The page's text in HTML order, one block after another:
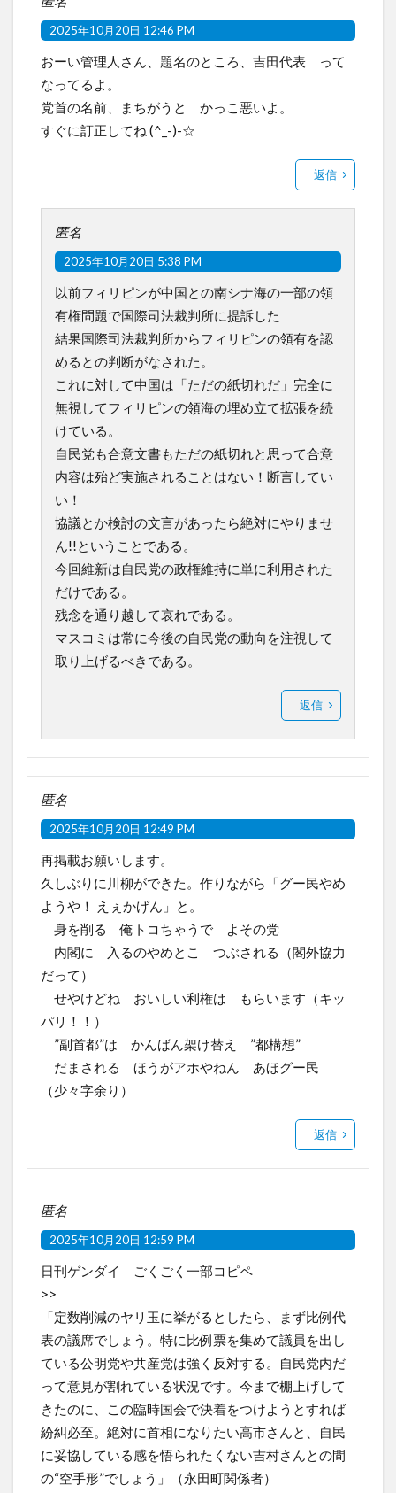
2025年10月20日 12:46 PM
おーい管理人さん、題名のところ、吉田代表 って
なってるよ。
党首の名前、まちがうと かっこ悪いよ。
すぐに訂正してね (^_-)-☆
返信
匿名
2025年10月20日 5:38 PM
以前フィリピンが中国との南シナ海の一部の領
有権問題で国際司法裁判所に提訴した
結果国際司法裁判所からフィリピンの領有を認
めるとの判断がなされた。
これに対して中国は「ただの紙切れだ」完全に
無視してフィリピンの領海の埋め立て拡張を続
けている。
自民党も合意文書もただの紙切れと思って合意
内容は殆ど実施されることはない！断言してい
い！
協議とか検討の文言があったら絶対にやりませ
ん!!ということである。
今回維新は自民党の政権維持に単に利用された
だけである。
残念を通り越して哀れである。
マスコミは常に今後の自民党の動向を注視して
取り上げるべきである。
返信
匿名
2025年10月20日 12:49 PM
再掲載お願いします。
久しぶりに川柳ができた。作りながら「グー民やめ
ようや！ えぇかげん」と。
身を削る 俺トコちゃうで よその党
内閣に 入るのやめとこ つぶされる（閣外協力
だって）
せやけどね おいしい利権は もらいます（キッ
パリ！！）
”副首都”は かんばん架け替え ”都構想”
だまされる ほうがアホやねん あほグー民
（少々字余り）
返信
匿名
2025年10月20日 12:59 PM
日刊ゲンダイ ごくごく一部コピペ
>>
「定数削減のヤリ玉に挙がるとしたら、まず比例代
表の議席でしょう。特に比例票を集めて議員を出し
ている公明党や共産党は強く反対する。自民党内だ
って意見が割れている状況です。今まで棚上げして
きたのに、この臨時国会で決着をつけようとすれば
紛糾必至。絶対に首相になりたい高市さんと、自民
に妥協している感を悟られたくない吉村さんとの間
の“空手形”でしょう」（永田町関係者）